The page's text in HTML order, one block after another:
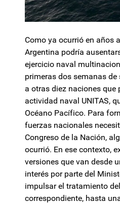
Como ya ocurrió en años
Argentina podría
ejercicio naval
primeras dos semanas de
a otras diez naciones que
actividad naval UNITAS,
Océano Pacífico. Para
fuerzas nacionales
Congreso de la Nación,
ocurrió. En ese contexto,
versiones que van desde
interés por parte del
impulsar el tratamiento
correspondiente, hasta